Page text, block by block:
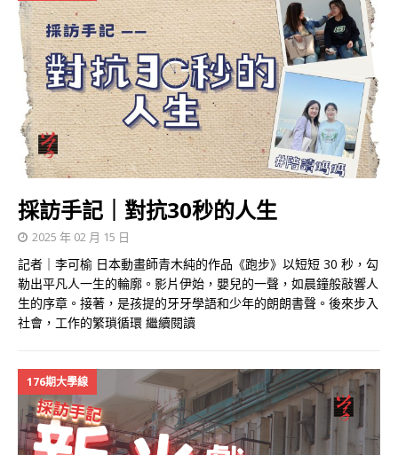
採訪手記｜對抗30秒的人生
2025 年 02 月 15 日
記者｜李可榆 日本動畫師青木純的作品《跑步》以短短 30 秒，勾
勒出平凡人一生的輪廓。影片伊始，嬰兒的一聲，如晨鐘般敲響人
生的序章。接著，是孩提的牙牙學語和少年的朗朗書聲。後來步入
社會，工作的繁瑣循環 繼續閱讀
176期大學線